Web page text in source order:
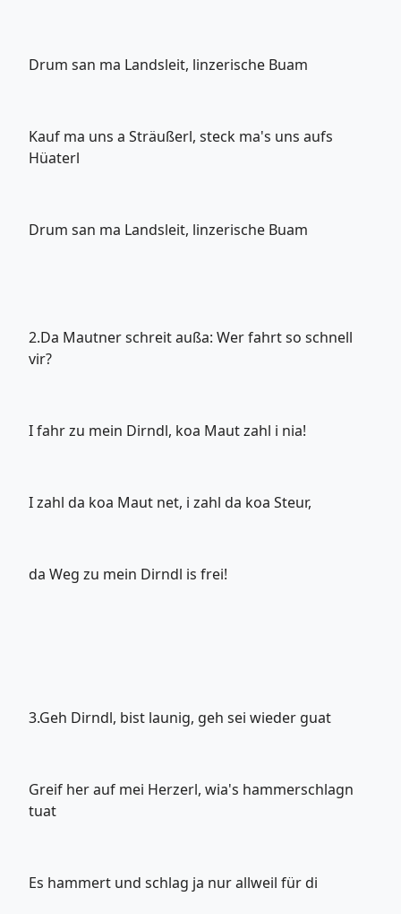
Drum san ma Landsleit, linzerische Buam
Kauf ma uns a Sträußerl, steck ma's uns aufs
Hüaterl
Drum san ma Landsleit, linzerische Buam
2.Da Mautner schreit außa: Wer fahrt so schnell
vir?
I fahr zu mein Dirndl, koa Maut zahl i nia!
I zahl da koa Maut net, i zahl da koa Steur,
da Weg zu mein Dirndl is frei!
3.Geh Dirndl, bist launig, geh sei wieder guat
Greif her auf mei Herzerl, wia's hammerschlagn
tuat
Es hammert und schlag ja nur allweil für di